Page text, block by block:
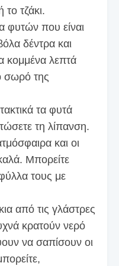
τζάκι.
φυτών που είναι
δέντρα και
κομμένα λεπτά
σωρό της
τα φυτά
τη λίπανση.
και οι
Μπορείτε
τους με
από τις γλάστρες
κρατούν νερό
να σαπίσουν οι